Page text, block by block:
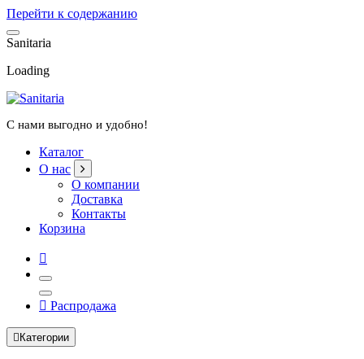
Перейти к содержанию
Sanitaria
Loading
С нами выгодно и удобно!
Каталог
О нас
О компании
Доставка
Контакты
Корзина
Распродажа
Категории